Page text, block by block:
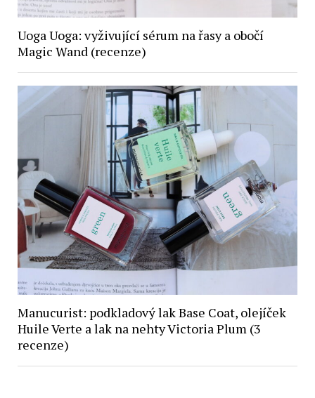
Uoga Uoga: vyživující sérum na řasy a obočí
Magic Wand (recenze)
Manucurist: podkladový lak Base Coat, olejíček
Huile Verte a lak na nehty Victoria Plum (3
recenze)